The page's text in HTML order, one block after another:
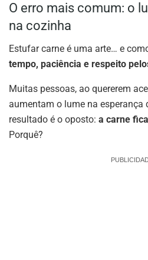
O erro mais comum: o
na cozinha
Estufar carne é uma arte… e
tempo, paciência e respeito
Muitas pessoas, ao quererem
aumentam o lume na esperança
resultado é o oposto: a carne
Porquê?